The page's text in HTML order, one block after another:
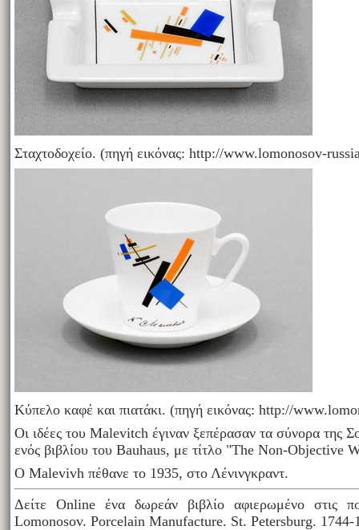
Σταχτοδοχείο. (πηγή εικόνας: http://www.lomonosov-
Κύπελο καφέ και πιατάκι. (πηγή εικόνας: http://
Οι ιδέες του Malevitch έγιναν ξεπέρασαν τα σύνορα της
ενός βιβλίου του Bauhaus, με τίτλο "The Non-Objective
Ο Malevivh πέθανε το 1935, στο Λένινγκραντ.
Δείτε Online ένα δωρεάν βιβλίο αφιερωμένο στις
Lomonosov. Porcelain Manufacture. St. Petersburg. 1744-